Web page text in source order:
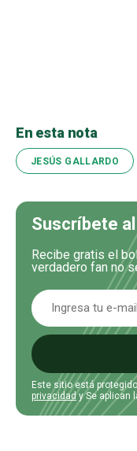
En esta nota
JESÚS GALLARDO
Suscríbete
Recibe gratis el
verdadero fan no
Este sitio está
privacidady Se aplican